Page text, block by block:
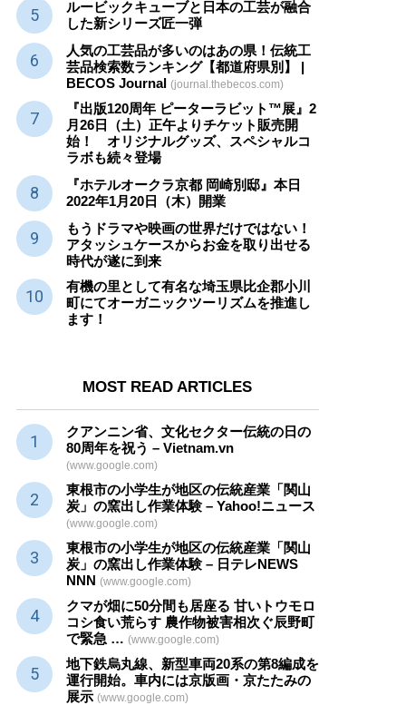
ルービックキューブと日本の工芸が融合
した新シリーズ匠一弾
人気の工芸品が多いのはあの県！伝統工
芸品検索数ランキング【都道府県別】 |
BECOS Journal (journal.thebecos.com)
『出版120周年 ピーターラビット™展』2
月26日（土）正午よりチケット販売開
始！ オリジナルグッズ、スペシャルコ
ラボも続々登場
『ホテルオークラ京都 岡崎別邸』本日
2022年1月20日（木）開業
もうドラマや映画の世界だけではない！
アタッシュケースからお金を取り出せる
時代が遂に到来
有機の里として有名な埼玉県比企郡小川
町にてオーガニックツーリズムを推進し
ます！
MOST READ ARTICLES
クアンニン省、文化セクター伝統の日の
80周年を祝う – Vietnam.vn
(www.google.com)
東根市の小学生が地区の伝統産業 「関山
炭」の窯出し作業体験 – Yahoo!ニュース
(www.google.com)
東根市の小学生が地区の伝統産業 「関山
炭」の窯出し作業体験 – 日テレNEWS
NNN (www.google.com)
クマが畑に50分間も居座る 甘いトウモロ
コシ食い荒らす 農作物被害相次ぐ辰野町
で緊急 … (www.google.com)
地下鉄烏丸線、新型車両20系の第8編成を
運行開始。車内には京版画・京たたみの
展示 (www.google.com)